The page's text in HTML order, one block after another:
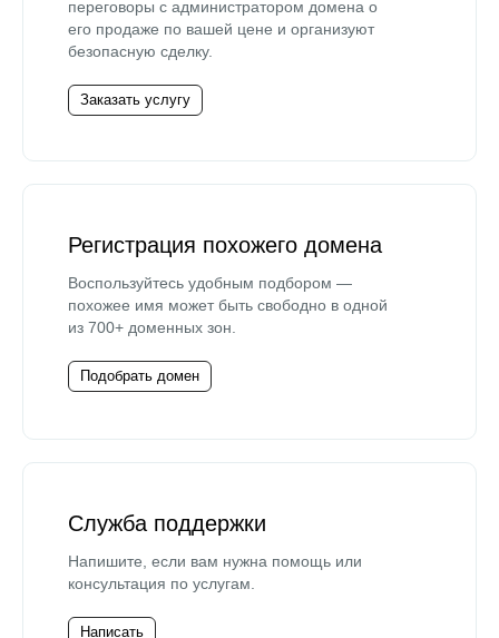
переговоры с администратором домена о
его продаже по вашей цене и организуют
безопасную сделку.
Заказать услугу
Регистрация похожего домена
Воспользуйтесь удобным подбором —
похожее имя может быть свободно в одной
из 700+ доменных зон.
Подобрать домен
Служба поддержки
Напишите, если вам нужна помощь или
консультация по услугам.
Написать